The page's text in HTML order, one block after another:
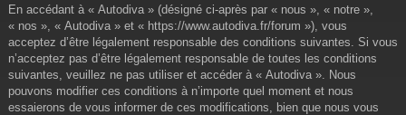
En accédant à « Autodiva » (désigné ci-après par « nous », « notre »,
« nos », « Autodiva » et « https://www.autodiva.fr/forum »), vous
acceptez d’être légalement responsable des conditions suivantes. Si vous
n’acceptez pas d’être légalement responsable de toutes les conditions
suivantes, veuillez ne pas utiliser et accéder à « Autodiva ». Nous
pouvons modifier ces conditions à n’importe quel moment et nous
essaierons de vous informer de ces modifications, bien que nous vous